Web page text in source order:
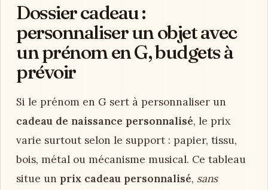
Dossier cadeau :
personnaliser un objet avec
un prénom en G, budgets à
prévoir
Si le prénom en G sert à personnaliser un
cadeau de naissance personnalisé, le prix
varie surtout selon le support : papier, tissu,
bois, métal ou mécanisme musical. Ce tableau
situe un prix cadeau personnalisé, sans